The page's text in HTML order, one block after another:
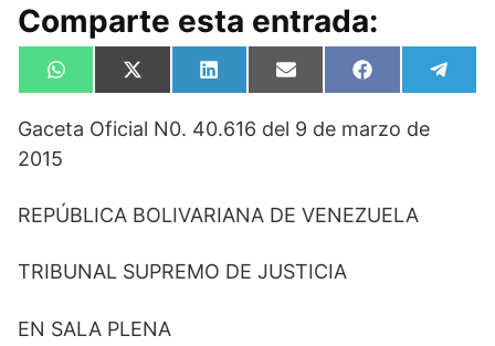
Comparte esta entrada:
Compartir
en
W
h
t
p
Compartir
en
X
(
w
r
Compartir
en
L
i
k
Compartir
en
E
m
i
Compartir
en
F
a
e
en
e
Gaceta Oficial N0. 40.616 del 9 de marzo de
2015
REPÚBLICA BOLIVARIANA DE VENEZUELA
TRIBUNAL SUPREMO DE JUSTICIA
EN SALA PLENA